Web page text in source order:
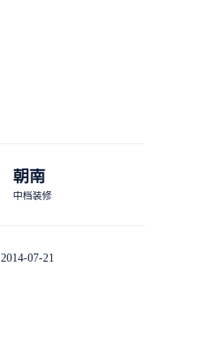
朝南
中档装修
2014-07-21